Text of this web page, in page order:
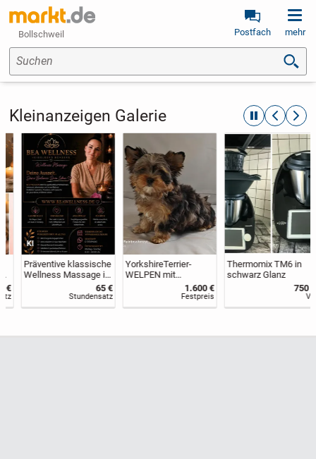
Bollschweil Postfach mehr
Suchen
Kleinanzeigen Galerie automatische
Präventive klassische
Wellness Massage in
65 €
Stundensatz
YorkshireTerrier-
WELPEN mit
1.600 €
Festpreis
Thermomix TM6 in
schwarz Glanz
750 €